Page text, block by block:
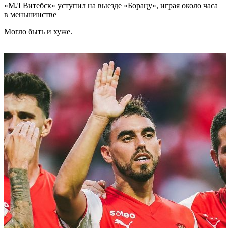
«МЛ Витебск» уступил на выезде «Борацу», играя около часа
в меньшинстве
Могло быть и хуже.